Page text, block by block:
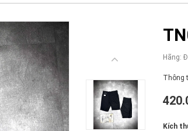
Hãng:
Thông
Kích